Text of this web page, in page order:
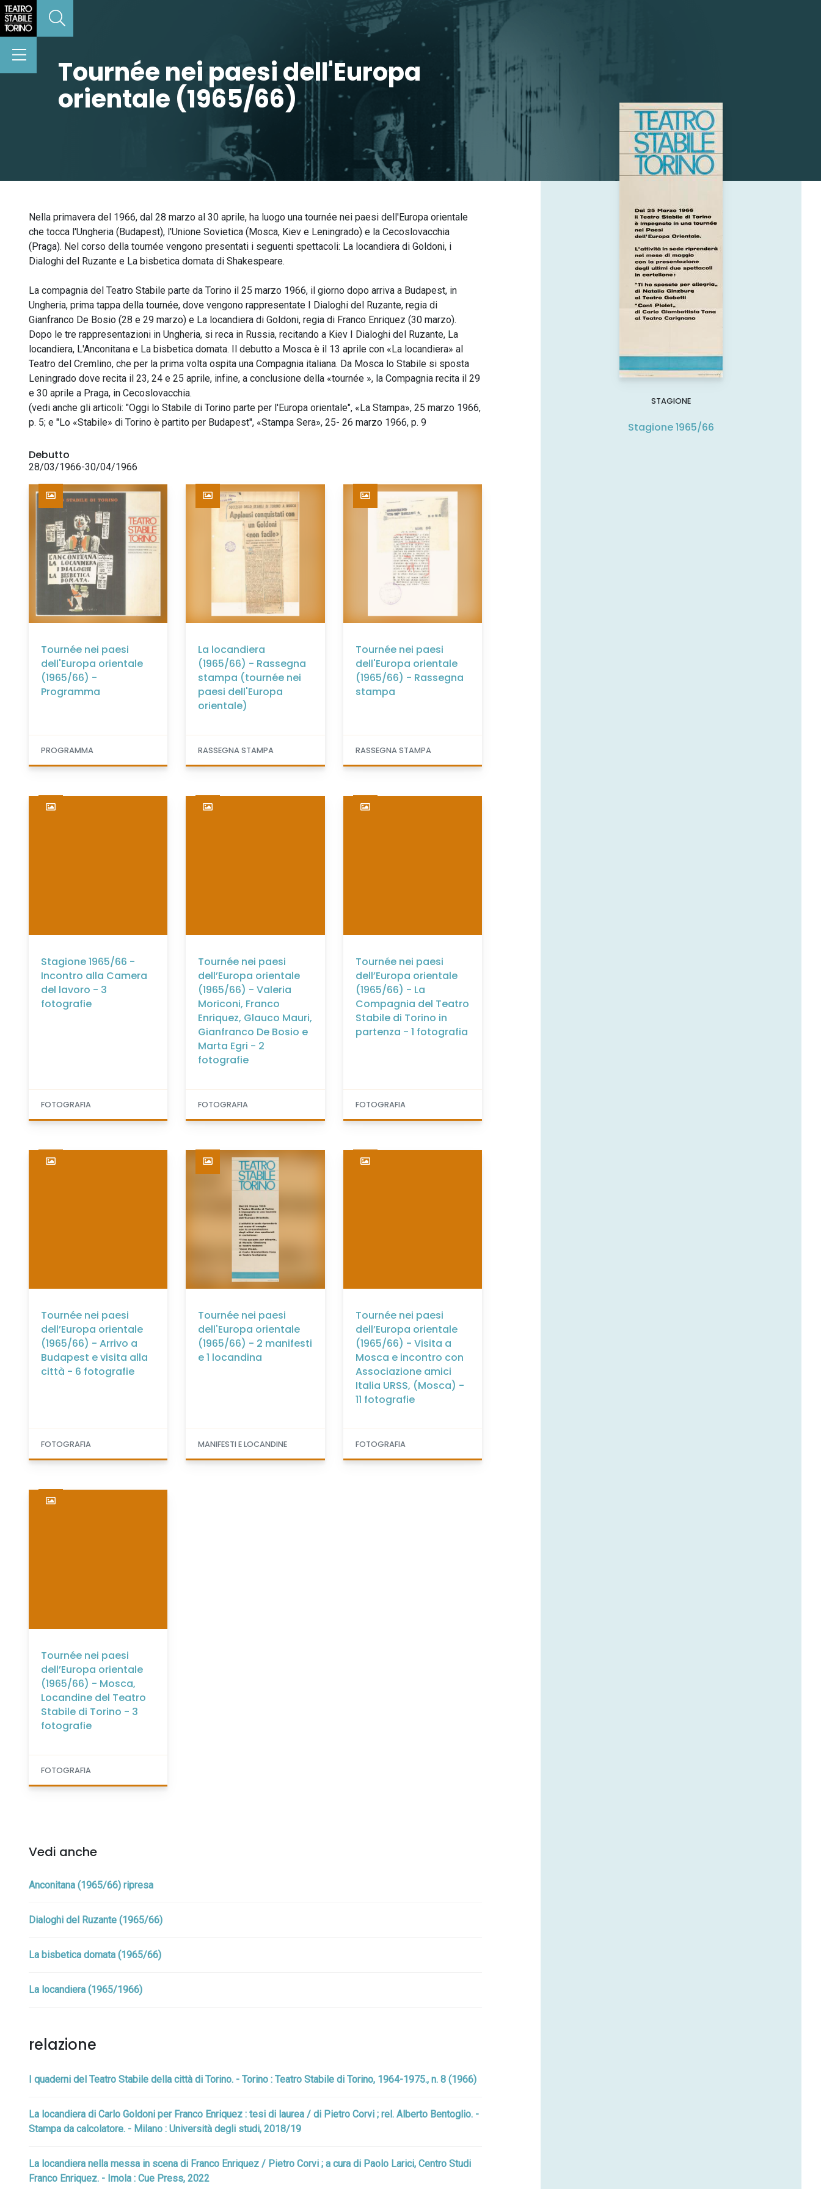
Tournée nei paesi dell'Europa
orientale (1965/66)
Nella primavera del 1966, dal 28 marzo al 30 aprile, ha luogo una tournée nei paesi dell'Europa orientale
che tocca l'Ungheria (Budapest), l'Unione Sovietica (Mosca, Kiev e Leningrado) e la Cecoslovacchia
(Praga). Nel corso della tournée vengono presentati i seguenti spettacoli: La locandiera di Goldoni, i
Dialoghi del Ruzante e La bisbetica domata di Shakespeare.
La compagnia del Teatro Stabile parte da Torino il 25 marzo 1966, il giorno dopo arriva a Budapest, in
Ungheria, prima tappa della tournée, dove vengono rappresentate I Dialoghi del Ruzante, regia di
Gianfranco De Bosio (28 e 29 marzo) e La locandiera di Goldoni, regia di Franco Enriquez (30 marzo).
Dopo le tre rappresentazioni in Ungheria, si reca in Russia, recitando a Kiev I Dialoghi del Ruzante, La
locandiera, L'Anconitana e La bisbetica domata. Il debutto a Mosca è il 13 aprile con «La locandiera» al
Teatro del Cremlino, che per la prima volta ospita una Compagnia italiana. Da Mosca lo Stabile si sposta
Leningrado dove recita il 23, 24 e 25 aprile, infine, a conclusione della «tournée », la Compagnia recita il 29
e 30 aprile a Praga, in Cecoslovacchia.
(vedi anche gli articoli: "Oggi lo Stabile di Torino parte per l'Europa orientale", «La Stampa», 25 marzo 1966,
p. 5; e "Lo «Stabile» di Torino è partito per Budapest", «Stampa Sera», 25- 26 marzo 1966, p. 9
Debutto
28/03/1966-30/04/1966
Tournée nei paesi
dell'Europa orientale
(1965/66) -
Programma
PROGRAMMA
La locandiera
(1965/66) - Rassegna
stampa (tournée nei
paesi dell'Europa
orientale)
RASSEGNA STAMPA
Tournée nei paesi
dell'Europa orientale
(1965/66) - Rassegna
stampa
RASSEGNA STAMPA
Stagione 1965/66 -
Incontro alla Camera
del lavoro - 3
fotografie
FOTOGRAFIA
Tournée nei paesi
dell’Europa orientale
(1965/66) - Valeria
Moriconi, Franco
Enriquez, Glauco Mauri,
Gianfranco De Bosio e
Marta Egri - 2
fotografie
FOTOGRAFIA
Tournée nei paesi
dell’Europa orientale
(1965/66) - La
Compagnia del Teatro
Stabile di Torino in
partenza - 1 fotografia
FOTOGRAFIA
Tournée nei paesi
dell’Europa orientale
(1965/66) - Arrivo a
Budapest e visita alla
città - 6 fotografie
FOTOGRAFIA
Tournée nei paesi
dell'Europa orientale
(1965/66) - 2 manifesti
e 1 locandina
MANIFESTI E LOCANDINE
Tournée nei paesi
dell’Europa orientale
(1965/66) - Visita a
Mosca e incontro con
Associazione amici
Italia URSS, (Mosca) -
11 fotografie
FOTOGRAFIA
Tournée nei paesi
dell’Europa orientale
(1965/66) - Mosca,
Locandine del Teatro
Stabile di Torino - 3
fotografie
FOTOGRAFIA
Vedi anche
Anconitana (1965/66) ripresa
Dialoghi del Ruzante (1965/66)
La bisbetica domata (1965/66)
La locandiera (1965/1966)
relazione
I quaderni del Teatro Stabile della città di Torino. - Torino : Teatro Stabile di Torino, 1964-1975., n. 8 (1966)
La locandiera di Carlo Goldoni per Franco Enriquez : tesi di laurea / di Pietro Corvi ; rel. Alberto Bentoglio. -
Stampa da calcolatore. - Milano : Università degli studi, 2018/19
La locandiera nella messa in scena di Franco Enriquez / Pietro Corvi ; a cura di Paolo Larici, Centro Studi
Franco Enriquez. - Imola : Cue Press, 2022
STAGIONE
Stagione 1965/66